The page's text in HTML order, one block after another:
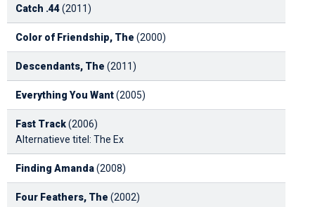
Catch .44(2011)
Color of Friendship, The (2000)
Descendants, The (2011)
Everything You Want(2005)
Fast Track(2006)
Alternatieve titel: The Ex
Finding Amanda(2008)
Four Feathers, The (2002)